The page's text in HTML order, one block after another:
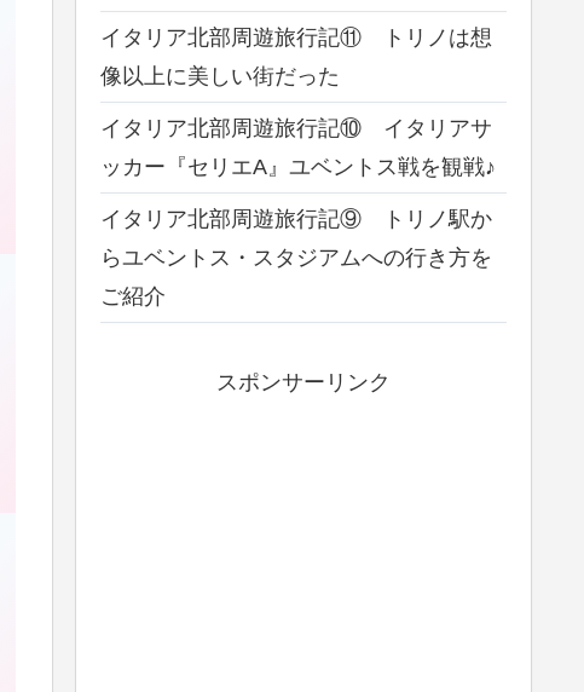
イタリア北部周遊旅行記⑪ トリノは想
像以上に美しい街だった
イタリア北部周遊旅行記⑩ イタリアサ
ッカー『セリエA』ユベントス戦を観戦♪
イタリア北部周遊旅行記⑨ トリノ駅か
らユベントス・スタジアムへの行き方を
ご紹介
スポンサーリンク